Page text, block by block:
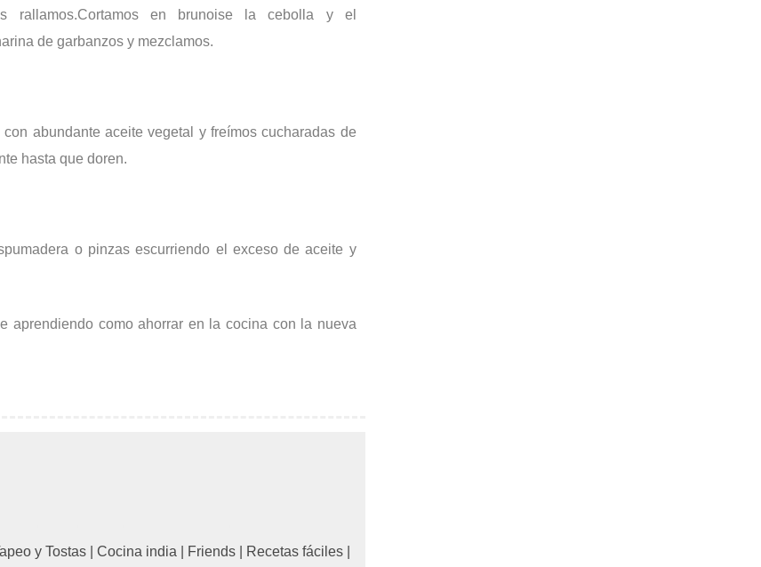
rallamos.Cortamos en brunoise la cebolla y el
de garbanzos y mezclamos.
abundante aceite vegetal y freímos cucharadas de
hasta que doren.
o pinzas escurriendo el exceso de aceite y
aprendiendo como ahorrar en la cocina con la nueva
y Tostas Cocina india Friends Recetas fáciles